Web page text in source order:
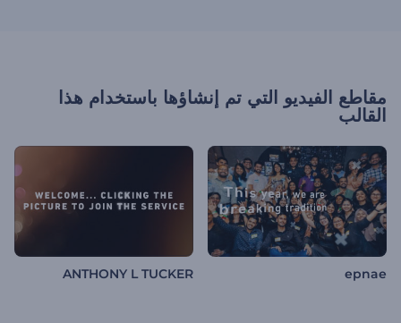
مقاطع الفيديو التي تم إنشاؤها باستخدام هذا
القالب
epnae
ANTHONY L TUCKER